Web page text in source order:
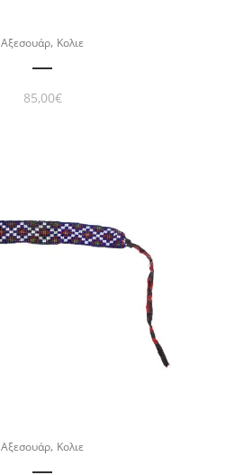
Αξεσουάρ, Κολιε
85,00€
Αξεσουάρ, Κολιε